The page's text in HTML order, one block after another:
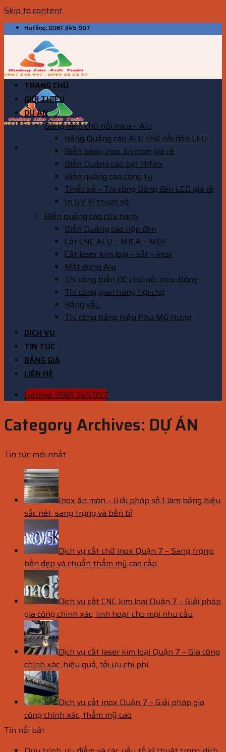
Skip to content
Hotline: 0961 345 997
TRANG CHỦ
GIỚI THIỆU
DỰ ÁN
Bảng hiệu chữ nổi mica – Alu
Bảng Quảng cáo ALU chữ nổi đèn LED
Biển bảng inox ăn mòn giá rẻ
Biển Quảng cáo bạt Hiflex
Biển quảng cáo công ty
Thiết kế – Thi công Bảng đèn LED giá rẻ
In UV kĩ thuật số
Biển quảng cáo cửa hàng
Biển Quảng cáo hộp đèn
Cắt CNC ALU – MICA – MDF
Cắt laser kim loại – sắt – inox
Mặt dựng Alu
Thi công biển QC chữ nổi inox-Đồng
Thi công gian hàng hội chợ
Bảng vẫy
Thi công bảng hiệu Phú Mỹ Hưng
DỊCH VỤ
TIN TỨC
BẢNG GIÁ
LIÊN HỆ
Hotline: 0961 345 997
Category Archives: DỰ ÁN
Tin tức mới nhất
Inox ăn mòn – Giải pháp số 1 làm bảng hiệu
sắc nét, sang trọng và bền bỉ
Dịch vụ cắt chữ inox Quận 7 – Sang trọng,
bền đẹp và chuẩn thẩm mỹ cao cấp
Dịch vụ cắt CNC kim loại Quận 7 – Giải pháp
gia công chính xác, linh hoạt cho mọi nhu cầu
Dịch vụ cắt laser kim loại Quận 7 – Gia công
chính xác, hiệu quả, tối ưu chi phí
Dịch vụ cắt inox Quận 7 – Giải pháp gia
công chính xác, thẩm mỹ cao
Tin nổi bật